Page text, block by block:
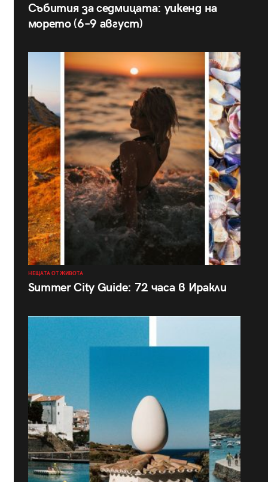
Събития за седмицата: уикенд на
морето (6–9 август)
НЕЩАТА ОТ ЖИВОТА
Summer City Guide: 72 часа в Иракли